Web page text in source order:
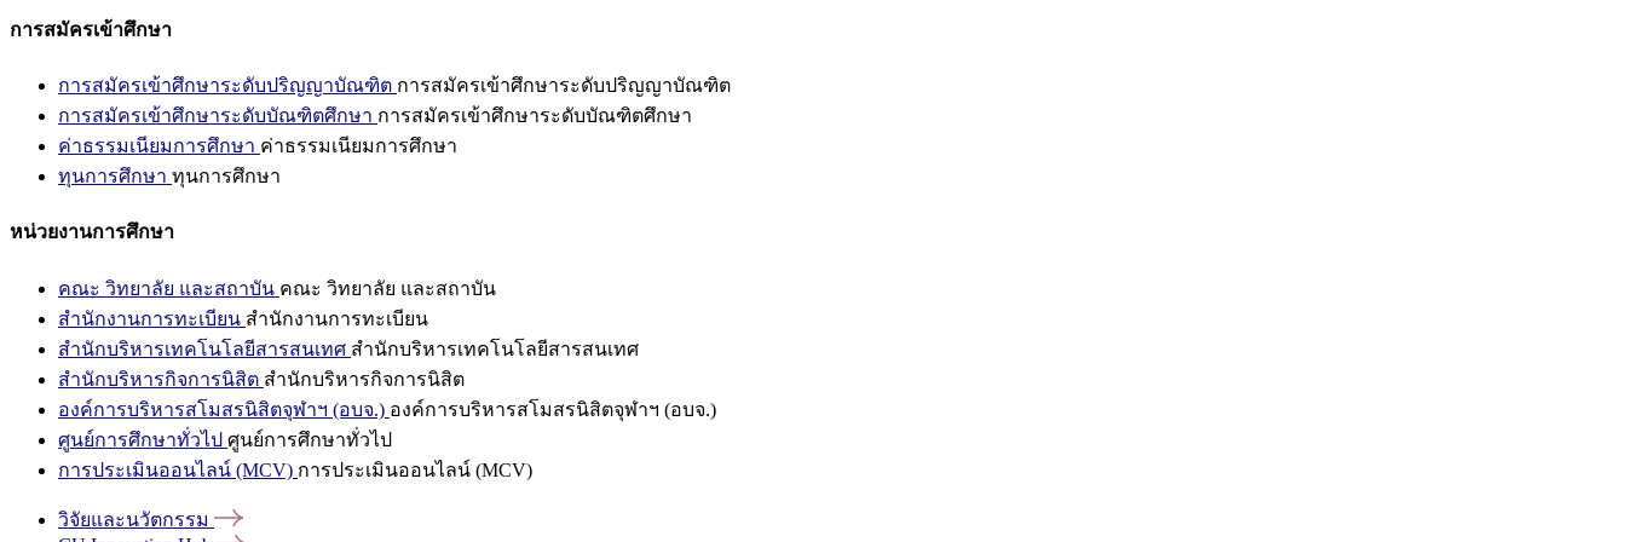
การสมัครเข้าศึกษา
การสมัครเข้าศึกษาระดับปริญญาบัณฑิต การสมัครเข้าศึกษาระดับปริญญาบัณฑิต
การสมัครเข้าศึกษาระดับบัณฑิตศึกษา การสมัครเข้าศึกษาระดับบัณฑิตศึกษา
ค่าธรรมเนียมการศึกษา ค่าธรรมเนียมการศึกษา
ทุนการศึกษา ทุนการศึกษา
หน่วยงานการศึกษา
คณะ วิทยาลัย และสถาบัน คณะ วิทยาลัย และสถาบัน
สำนักงานการทะเบียน สำนักงานการทะเบียน
สำนักบริหารเทคโนโลยีสารสนเทศ สำนักบริหารเทคโนโลยีสารสนเทศ
สำนักบริหารกิจการนิสิต สำนักบริหารกิจการนิสิต
องค์การบริหารสโมสรนิสิตจุฬาฯ (อบจ.) องค์การบริหารสโมสรนิสิตจุฬาฯ (อบจ.)
ศูนย์การศึกษาทั่วไป ศูนย์การศึกษาทั่วไป
การประเมินออนไลน์ (MCV) การประเมินออนไลน์ (MCV)
วิจัยและนวัตกรรม